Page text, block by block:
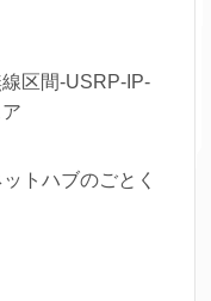
区間-USRP-IP-
トハブのごとく